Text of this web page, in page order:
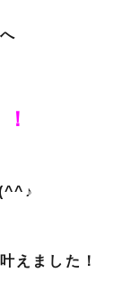
えました！